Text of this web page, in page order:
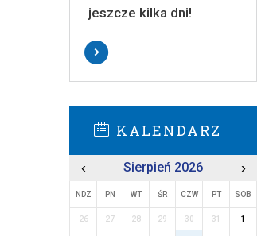
jeszcze kilka dni!
KALENDARZ
‹ Sierpień 2026 ›
NDZ PN WT ŚR CZW PT SOB
26 27 28 29 30 31 1